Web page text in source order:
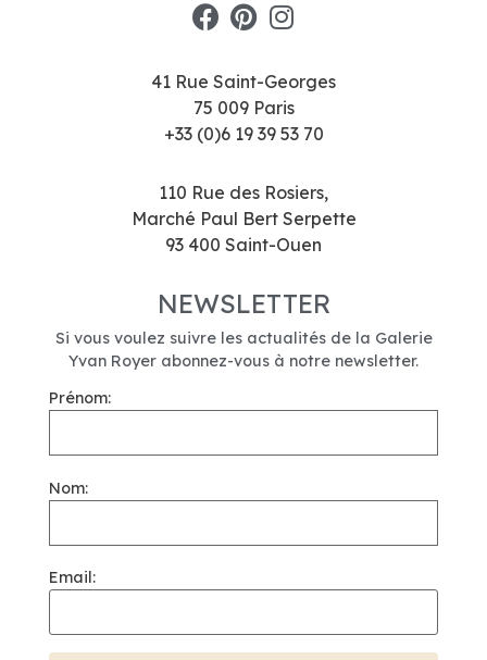
41 Rue Saint-Georges
75 009 Paris
+33 (0)6 19 39 53 70
110 Rue des Rosiers,
Marché Paul Bert Serpette
93 400 Saint-Ouen
NEWSLETTER
Si vous voulez suivre les actualités de la Galerie
Yvan Royer abonnez-vous à notre newsletter.
Prénom:
Nom:
Email: